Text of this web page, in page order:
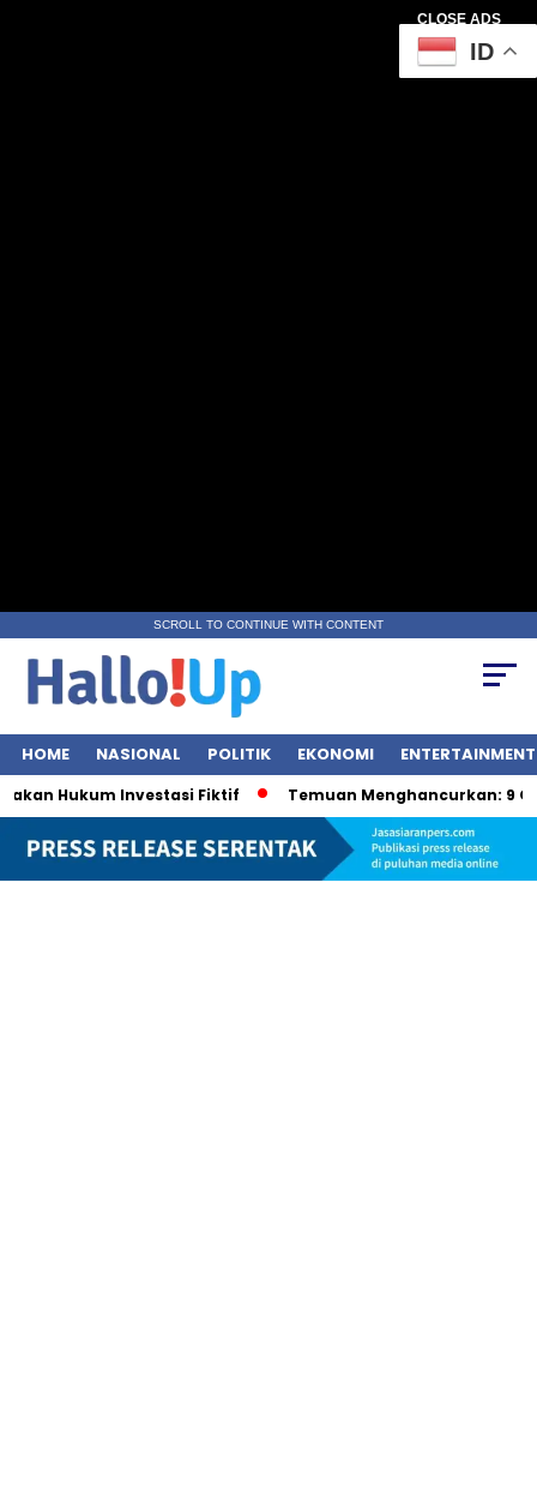
CLOSE ADS
SCROLL TO CONTINUE WITH CONTENT
HOME NASIONAL POLITIK EKONOMI ENTERTAINMENT
Hukum Investasi Fiktif Temuan Menghancurkan: 9 OBA
ID